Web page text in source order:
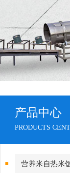
产品中心
PRODUCTS
营养米自热米